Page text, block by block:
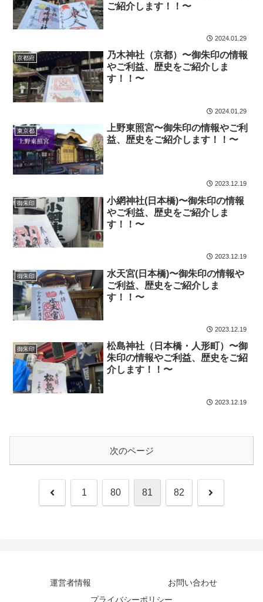
ご紹介します！！〜
2024.01.29
京都府
乃木神社（京都）〜御朱印の情報
やご利益、歴史をご紹介しま
す！！〜
2024.01.29
東京都
上野東照宮〜御朱印の情報やご利
益、歴史をご紹介します！！〜
2023.12.19
御朱印
小網神社(日本橋)〜御朱印の情報
やご利益、歴史をご紹介しま
す！！〜
2023.12.19
御朱印
水天宮(日本橋)〜御朱印の情報や
ご利益、歴史をご紹介しま
す！！〜
2023.12.19
御朱印
松島神社（日本橋・人形町）〜御
朱印の情報やご利益、歴史をご紹
介します！！〜
2023.12.19
次のページ
前 1 80 81 82 次
運営者情報
お問い合わせ
プライバシーポリシー